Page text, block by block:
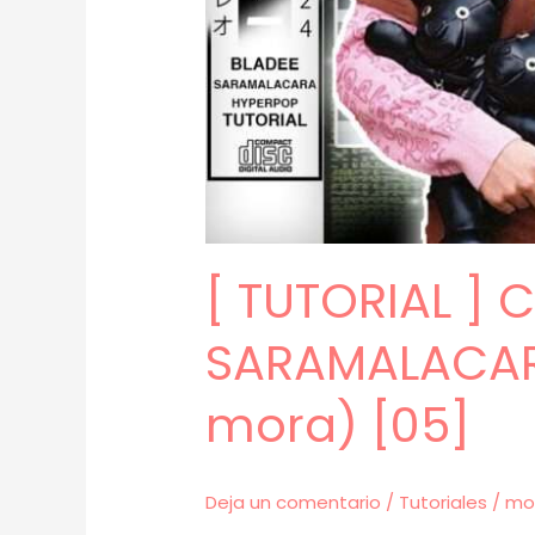
[ TUTORIAL
mora) [05]
Deja un comentario / Tutoriales /